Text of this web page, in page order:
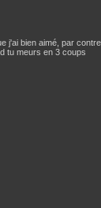
j'ai bien aimé, par
tu meurs en 3 coups